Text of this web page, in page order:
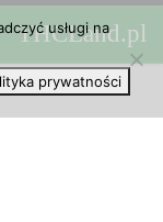
THCLand.pl
usługi na
prywatności